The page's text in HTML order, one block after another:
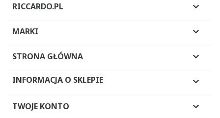
RICCARDO.PL 
MARKI 
STRONA GŁÓWNA 
INFORMACJA O SKLEPIE 
TWOJE KONTO 